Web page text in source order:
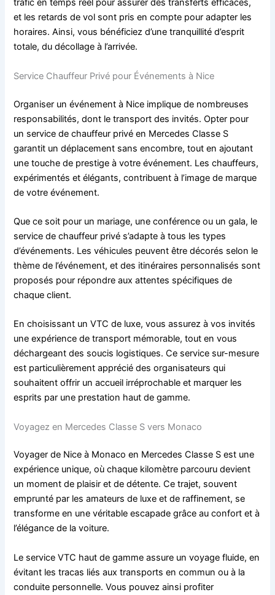
trafic en temps réel pour assurer des transferts efficaces,
et les retards de vol sont pris en compte pour adapter les
horaires. Ainsi, vous bénéficiez d’une tranquillité d’esprit
totale, du décollage à l’arrivée.
Service Chauffeur Privé pour Événements à Nice
Organiser un événement à Nice implique de nombreuses
responsabilités, dont le transport des invités. Opter pour
un service de chauffeur privé en Mercedes Classe S
garantit un déplacement sans encombre, tout en ajoutant
une touche de prestige à votre événement. Les chauffeurs,
expérimentés et élégants, contribuent à l’image de marque
de votre événement.
Que ce soit pour un mariage, une conférence ou un gala, le
service de chauffeur privé s’adapte à tous les types
d’événements. Les véhicules peuvent être décorés selon le
thème de l’événement, et des itinéraires personnalisés sont
proposés pour répondre aux attentes spécifiques de
chaque client.
En choisissant un VTC de luxe, vous assurez à vos invités
une expérience de transport mémorable, tout en vous
déchargeant des soucis logistiques. Ce service sur-mesure
est particulièrement apprécié des organisateurs qui
souhaitent offrir un accueil irréprochable et marquer les
esprits par une prestation haut de gamme.
Voyagez en Mercedes Classe S vers Monaco
Voyager de Nice à Monaco en Mercedes Classe S est une
expérience unique, où chaque kilomètre parcouru devient
un moment de plaisir et de détente. Ce trajet, souvent
emprunté par les amateurs de luxe et de raffinement, se
transforme en une véritable escapade grâce au confort et à
l’élégance de la voiture.
Le service VTC haut de gamme assure un voyage fluide, en
évitant les tracas liés aux transports en commun ou à la
conduite personnelle. Vous pouvez ainsi profiter